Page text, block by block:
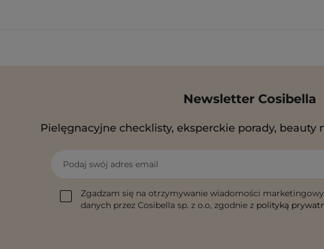
Newsletter Cosibella
Pielęgnacyjne checklisty, eksperckie porady, beauty
Podaj swój adres email
Zgadzam się na otrzymywanie wiadomości
danych przez Cosibella sp. z o.o, zgodnie z polityką